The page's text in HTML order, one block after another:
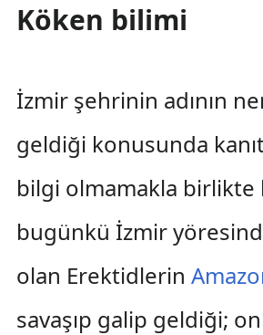
Köken bilimi
İzmir şehrinin adının
geldiği konusunda
bilgi olmamakla
bugünkü İzmir
olan Erektidlerin
savaşıp galip geldiği;